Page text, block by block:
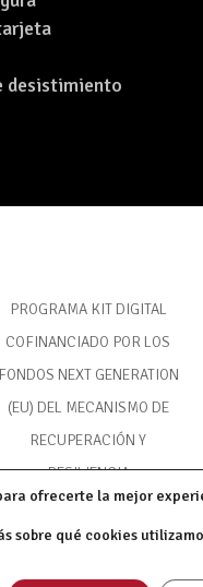
desistimiento
PROGRAMA KIT DIGITAL
COFINANCIADO POR LOS
FONDOS NEXT GENERATION
(EU) DEL MECANISMO DE
RECUPERACIÓN Y
RESILIENCIA
ofrecerte la mejor
sobre qué cookies